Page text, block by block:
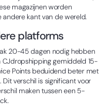
magazijnen worden
kant van de wereld.
platforms
20-45 dagen nodig hebben
CJdropshipping gemiddeld 15-
Points beduidend beter met
Dit verschil is significant voor
maken tussen een 5-